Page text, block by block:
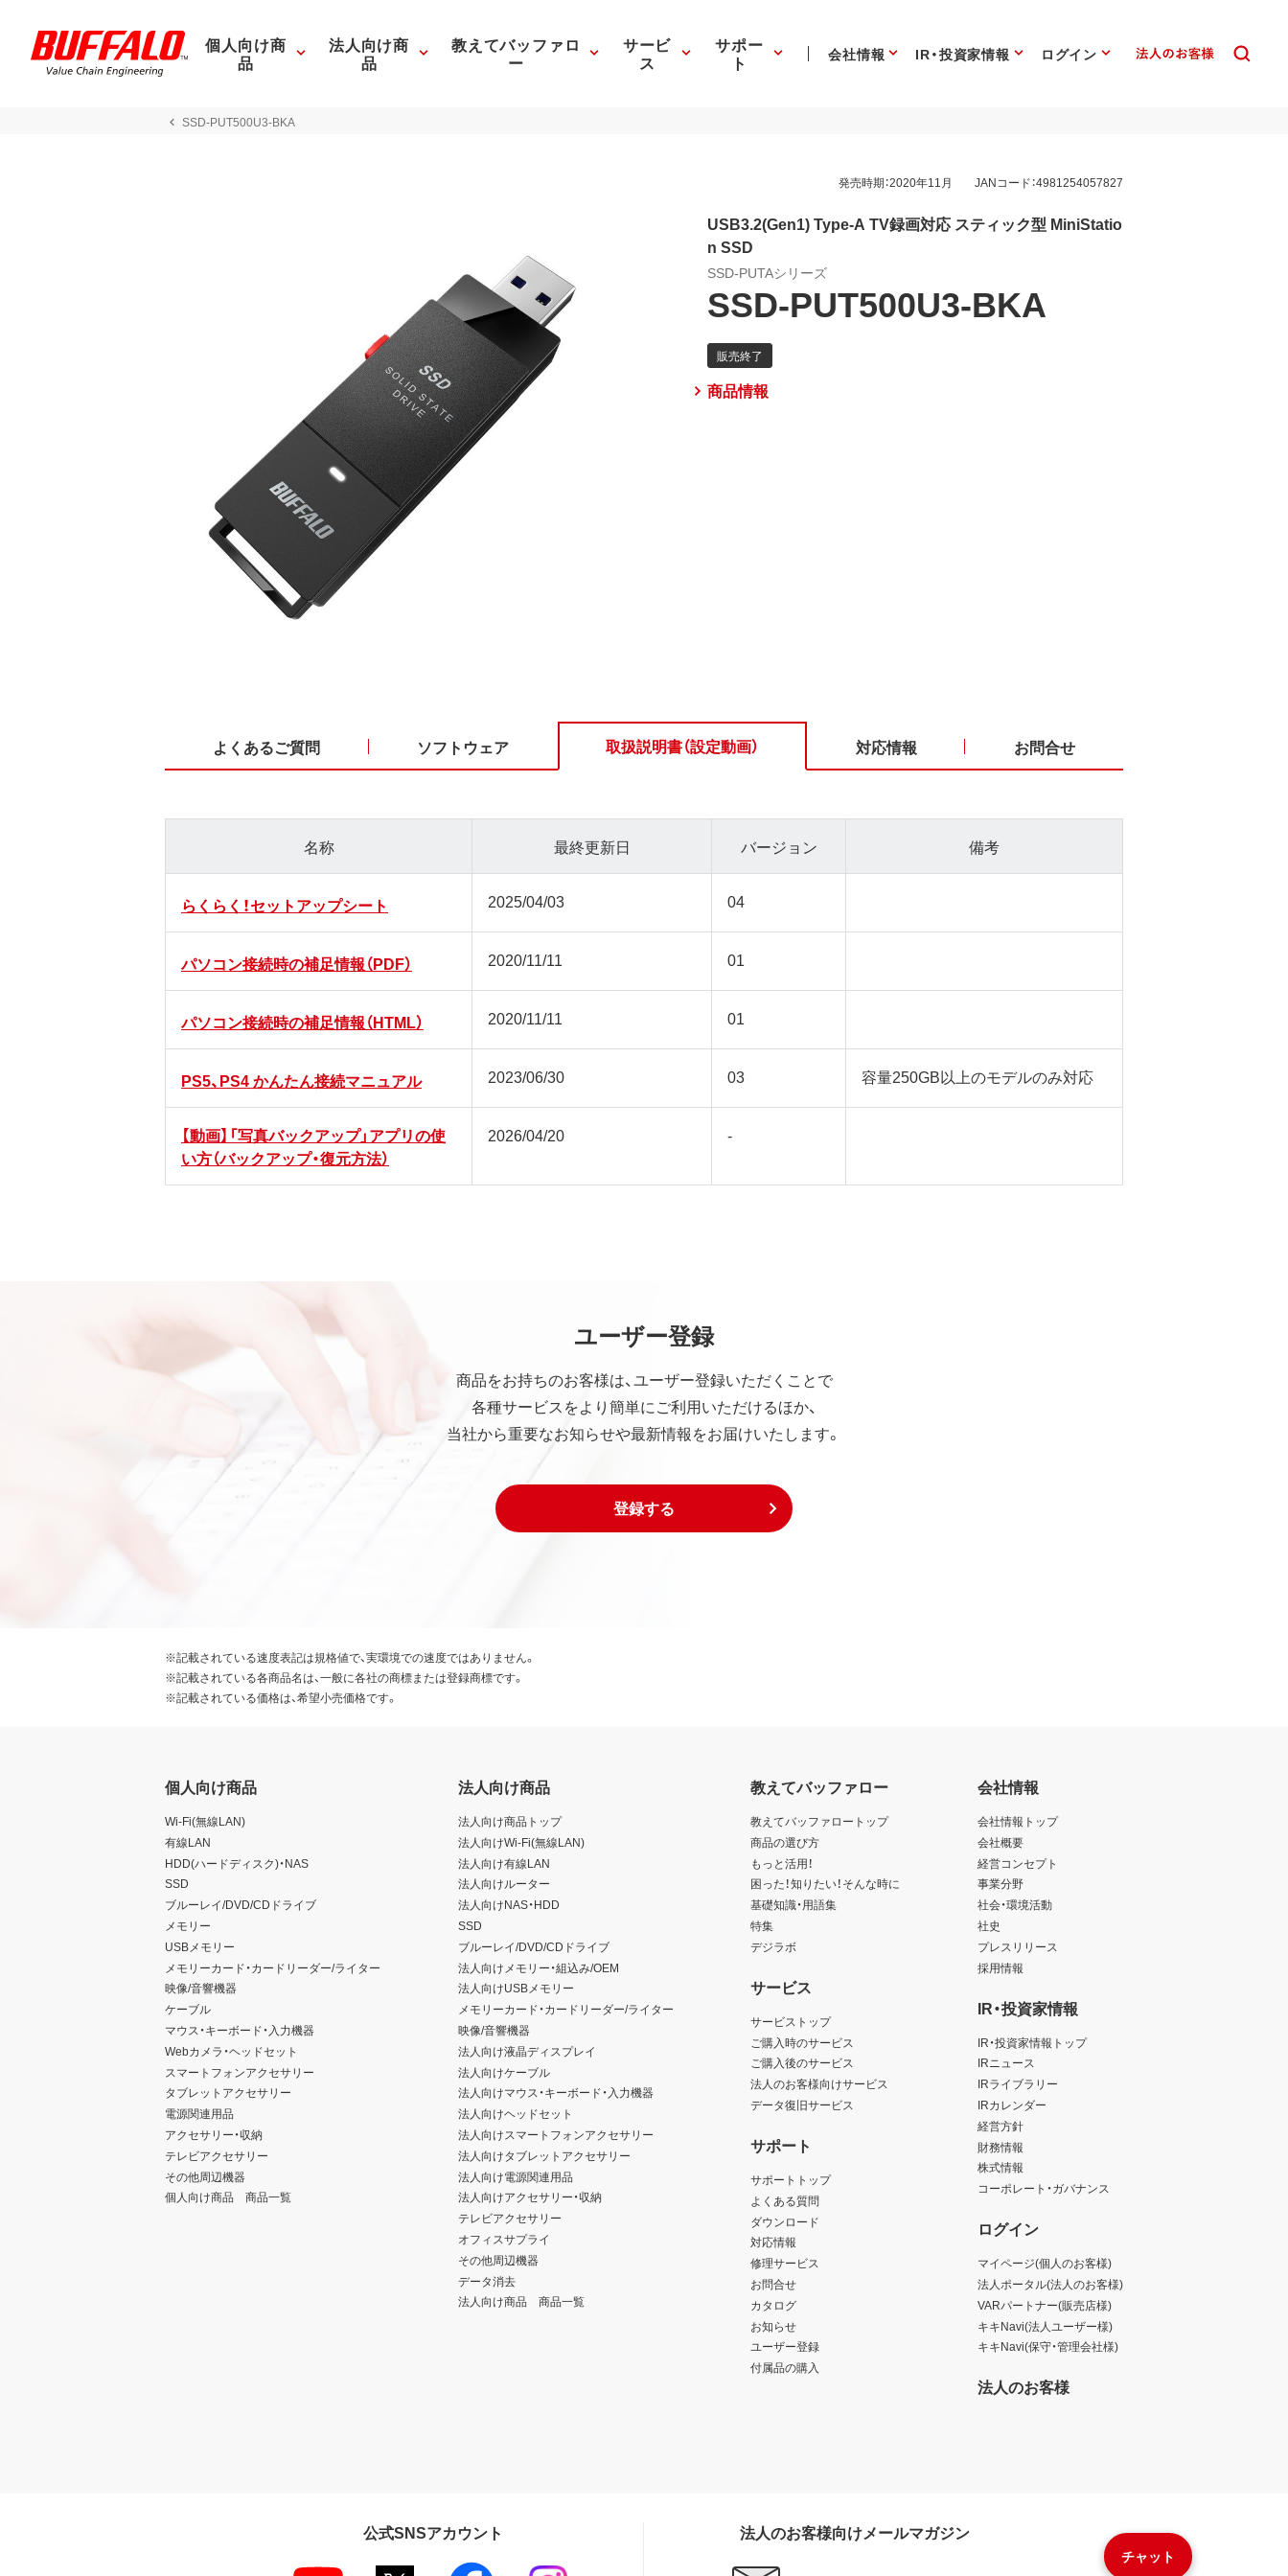
個人向け商
品
法人向け商
品
教えてバッファロ
ー
サービ
ス
サポー
ト 会社情報 IR・投資家情報 ログイン
SSD-PUT500U3-BKA
発売時期：2020年11月 JANコード：4981254057827
USB3.2(Gen1) Type-A TV録画対応 スティック型 MiniStatio
n SSD
SSD-PUTAシリーズ
SSD-PUT500U3-BKA
商品情報
よくあるご質問 ソフトウェア 取扱説明書（設定動画） 対応情報 お問合せ
名称 最終更新日 バージョン 備考
らくらく！セットアップシート 2025/04/03 04
パソコン接続時の補足情報（PDF） 2020/11/11 01
パソコン接続時の補足情報（HTML） 2020/11/11 01
PS5、PS4 かんたん接続マニュアル 2023/06/30 03 容量250GB以上のモデルのみ対応
【動画】「写真バックアップ」アプリの使
い方（バックアップ・復元方法）
2026/04/20 -
ユーザー登録
商品をお持ちのお客様は、ユーザー登録いただくことで
各種サービスをより簡単にご利用いただけるほか、
当社から重要なお知らせや最新情報をお届けいたします。
登録する
チャット
※記載されている速度表記は規格値で、実環境での速度ではありません。
※記載されている各商品名は、一般に各社の商標または登録商標です。
※記載されている価格は、希望小売価格です。
個人向け商品
Wi-Fi(無線LAN)
有線LAN
HDD(ハードディスク)・NAS
SSD
ブルーレイ/DVD/CDドライブ
メモリー
USBメモリー
メモリーカード・カードリーダー/ライター
映像/音響機器
ケーブル
マウス・キーボード・入力機器
Webカメラ・ヘッドセット
スマートフォンアクセサリー
タブレットアクセサリー
電源関連用品
アクセサリー・収納
テレビアクセサリー
その他周辺機器
個人向け商品 商品一覧
法人向け商品
法人向け商品トップ
法人向けWi-Fi(無線LAN)
法人向け有線LAN
法人向けルーター
法人向けNAS・HDD
SSD
ブルーレイ/DVD/CDドライブ
法人向けメモリー・組込み/OEM
法人向けUSBメモリー
メモリーカード・カードリーダー/ライター
映像/音響機器
法人向け液晶ディスプレイ
法人向けケーブル
法人向けマウス・キーボード・入力機器
法人向けヘッドセット
法人向けスマートフォンアクセサリー
法人向けタブレットアクセサリー
法人向け電源関連用品
法人向けアクセサリー・収納
テレビアクセサリー
オフィスサプライ
その他周辺機器
データ消去
法人向け商品 商品一覧
教えてバッファロー
教えてバッファロートップ
商品の選び方
もっと活用！
困った！知りたい！そんな時に
基礎知識・用語集
特集
デジラボ
サービス
サービストップ
ご購入時のサービス
ご購入後のサービス
法人のお客様向けサービス
データ復旧サービス
サポート
サポートトップ
よくある質問
ダウンロード
対応情報
修理サービス
お問合せ
カタログ
お知らせ
ユーザー登録
付属品の購入
会社情報
会社情報トップ
会社概要
経営コンセプト
事業分野
社会・環境活動
社史
プレスリリース
採用情報
IR・投資家情報
IR・投資家情報トップ
IRニュース
IRライブラリー
IRカレンダー
経営方針
財務情報
株式情報
コーポレート・ガバナンス
ログイン
マイページ(個人のお客様)
法人ポータル(法人のお客様)
VARパートナー(販売店様)
キキNavi(法人ユーザー様)
キキNavi(保守・管理会社様)
法人のお客様
公式SNSアカウント 法人のお客様向けメールマガジン